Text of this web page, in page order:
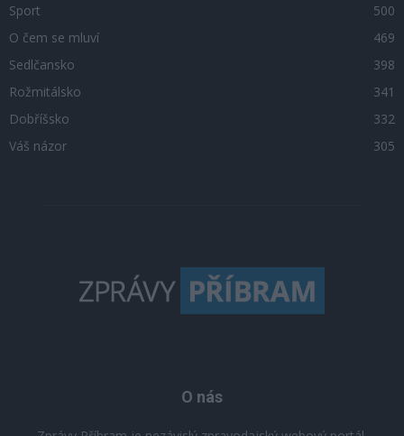
Sport
500
O čem se mluví
469
Sedlčansko
398
Rožmitálsko
341
Dobříšsko
332
Váš názor
305
O nás